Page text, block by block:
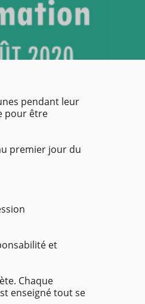
pendant leur
pour être
premier jour du
et
Chaque
enseigné tout se